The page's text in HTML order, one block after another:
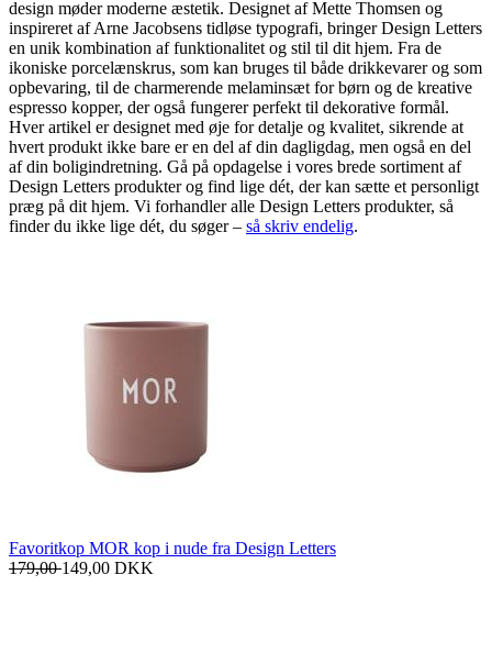
design møder moderne æstetik. Designet af Mette Thomsen og
inspireret af Arne Jacobsens tidløse typografi, bringer Design Letters
en unik kombination af funktionalitet og stil til dit hjem. Fra de
ikoniske porcelænskrus, som kan bruges til både drikkevarer og som
opbevaring, til de charmerende melaminsæt for børn og de kreative
espresso kopper, der også fungerer perfekt til dekorative formål.
Hver artikel er designet med øje for detalje og kvalitet, sikrende at
hvert produkt ikke bare er en del af din dagligdag, men også en del
af din boligindretning. Gå på opdagelse i vores brede sortiment af
Design Letters produkter og find lige dét, der kan sætte et personligt
præg på dit hjem. Vi forhandler alle Design Letters produkter, så
finder du ikke lige dét, du søger – så skriv endelig.
Favoritkop MOR kop i nude fra Design Letters
179,00149,00 DKK